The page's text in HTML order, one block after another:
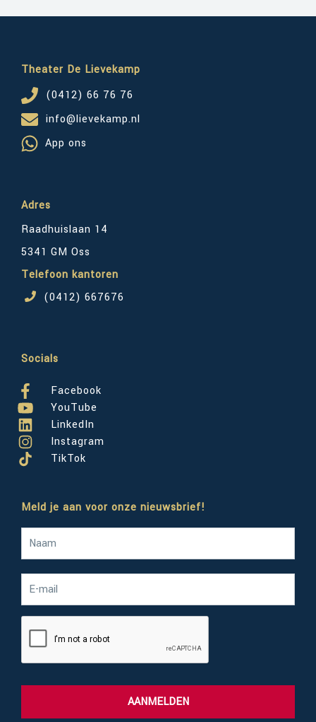
Theater De Lievekamp
(0412) 66 76 76
info@lievekamp.nl
App ons
Adres
Raadhuislaan 14
5341 GM Oss
Telefoon kantoren
(0412) 667676
Socials
Facebook
YouTube
LinkedIn
Instagram
TikTok
Meld je aan voor onze nieuwsbrief!
AANMELDEN